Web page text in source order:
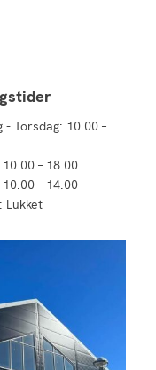
- Torsdag: 10.00 –
10.00 – 18.00
– 14.00
Lukket